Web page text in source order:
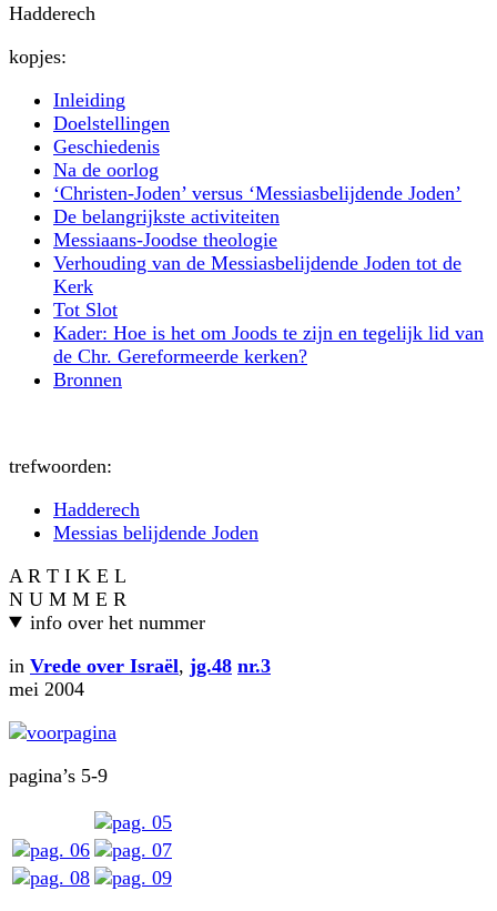
Hadderech
kopjes:
Inleiding
Doelstellingen
Geschiedenis
Na de oorlog
‘Christen-Joden’ versus ‘Messiasbelijdende Joden’
De belangrijkste activiteiten
Messiaans-Joodse theologie
Verhouding van de Messiasbelijdende Joden tot de
Kerk
Tot Slot
Kader: Hoe is het om Joods te zijn en tegelijk lid van
de Chr. Gereformeerde kerken?
Bronnen
trefwoorden:
Hadderech
Messias belijdende Joden
A R T I K E L
N U M M E R
info over het nummer
in Vrede over Israël, jg.48 nr.3
mei 2004
pagina’s 5-9